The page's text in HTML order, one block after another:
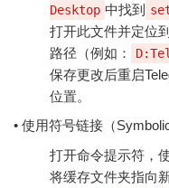
Desktop 中找到
打开此文件并定位
路径（例如：
保存更改后重启
位置。
• 使用符号链接（
打开命令提示符，
将缓存文件夹指向